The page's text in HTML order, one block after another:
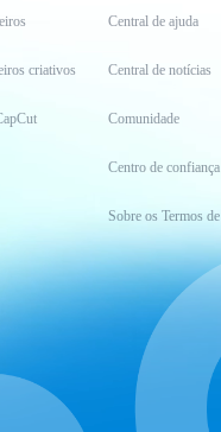
criativos
Central de ajuda
Central de notícias
Comunidade
Centro de confiança